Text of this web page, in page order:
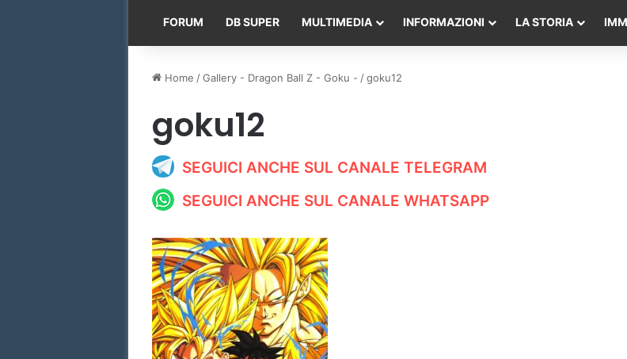
FORUM DB SUPER MULTIMEDIA INFORMAZIONI LA STORIA
Home /Gallery - Dragon Ball Z - Goku - /goku12
goku12
SEGUICI ANCHE SUL CANALE TELEGRAM
SEGUICI ANCHE SUL CANALE WHATSAPP